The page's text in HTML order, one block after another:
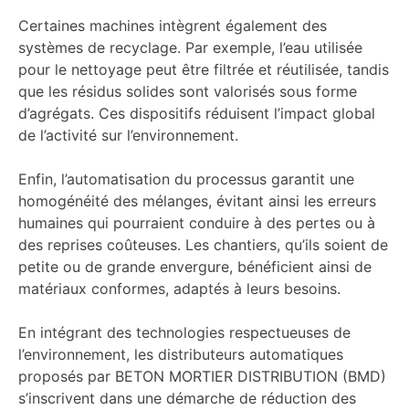
Certaines machines intègrent également des
systèmes de recyclage. Par exemple, l’eau utilisée
pour le nettoyage peut être filtrée et réutilisée, tandis
que les résidus solides sont valorisés sous forme
d’agrégats. Ces dispositifs réduisent l’impact global
de l’activité sur l’environnement.
Enfin, l’automatisation du processus garantit une
homogénéité des mélanges, évitant ainsi les erreurs
humaines qui pourraient conduire à des pertes ou à
des reprises coûteuses. Les chantiers, qu’ils soient de
petite ou de grande envergure, bénéficient ainsi de
matériaux conformes, adaptés à leurs besoins.
En intégrant des technologies respectueuses de
l’environnement, les distributeurs automatiques
proposés par BETON MORTIER DISTRIBUTION (BMD)
s’inscrivent dans une démarche de réduction des